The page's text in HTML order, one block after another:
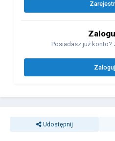
Posiadasz już konto?
Udostępnij